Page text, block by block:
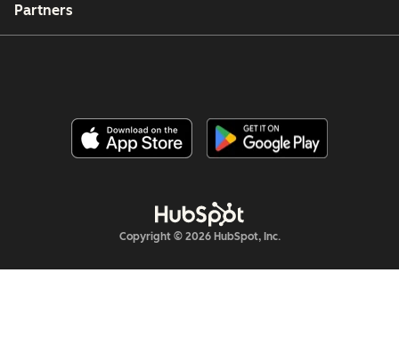
Partners
Copyright © 2026 HubSpot, Inc.